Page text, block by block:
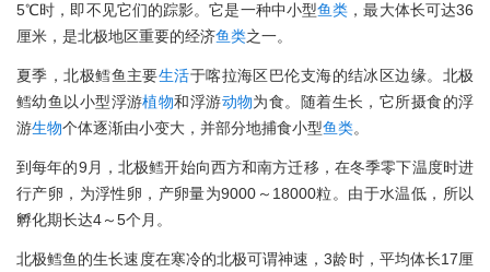
5℃时，即不见它们的踪影。它是一种中小型鱼类 ，最大体长可达36
厘米，是北极地区重要的经济鱼类之一。
夏季，北极鳕鱼主要生活于喀拉海区巴伦支海的结冰区边缘。北极
鳕幼鱼以小型浮游植物和浮游动物为食。随着生长，它所摄食的浮
游生物个体逐渐由小变大，并部分地捕食小型鱼类。
到每年的9月，北极鳕开始向西方和南方迁移，在冬季零下温度时进
行产卵，为浮性卵，产卵量为9000～18000粒。由于水温低，所以
孵化期长达4～5个月。
北极鳕鱼的生长速度在寒冷的北极可谓神速，3龄时，平均体长17厘